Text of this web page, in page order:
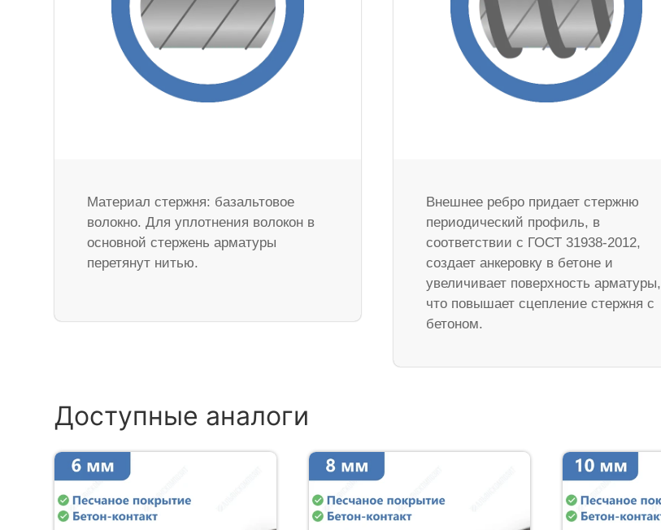
Материал стержня: базальтовое
волокно. Для уплотнения волокон в
основной стержень арматуры
перетянут нитью.
Внешнее ребро придает стержню
периодический профиль, в
соответствии с ГОСТ 31938-2012,
создает анкеровку в бетоне и
увеличивает поверхность арматуры,
что повышает сцепление стержня с
бетоном.
Доступные аналоги